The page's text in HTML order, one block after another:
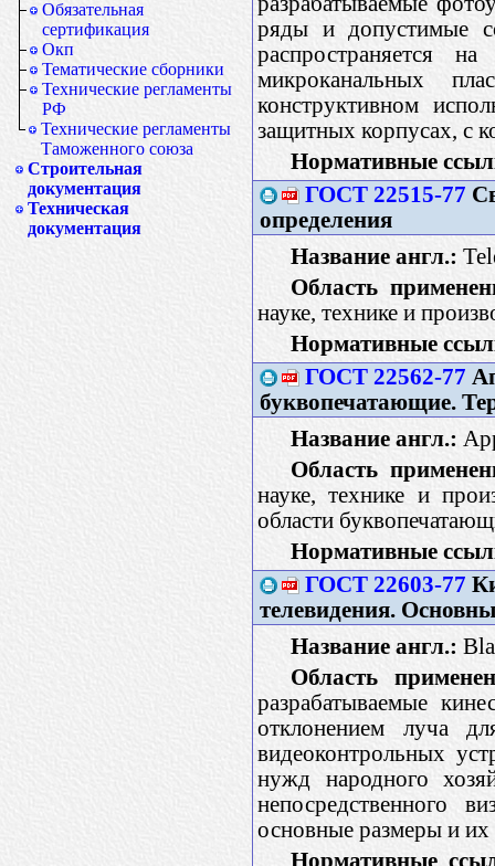
Обязательная
сертификация
Окп
Тематические сборники
Технические регламенты
РФ
Технические регламенты
Таможенного союза
Строительная
документация
Техническая
документация
ряды и допустимые
распространяется
микроканальных
конструктивном
защитных корпусах, с
Нормативные
ГОСТ 22515-77
определения
Название англ.:
Область
науке, технике и
Нормативные
ГОСТ 22562-77
буквопечатающие.
Название англ.:
Область
науке, технике и
области
Нормативные
ГОСТ 22603-77
телевидения.
Название англ.:
Область
разрабатываемые
отклонением луча
видеоконтрольных
нужд народного
непосредственного
основные размеры и их
Нормативные